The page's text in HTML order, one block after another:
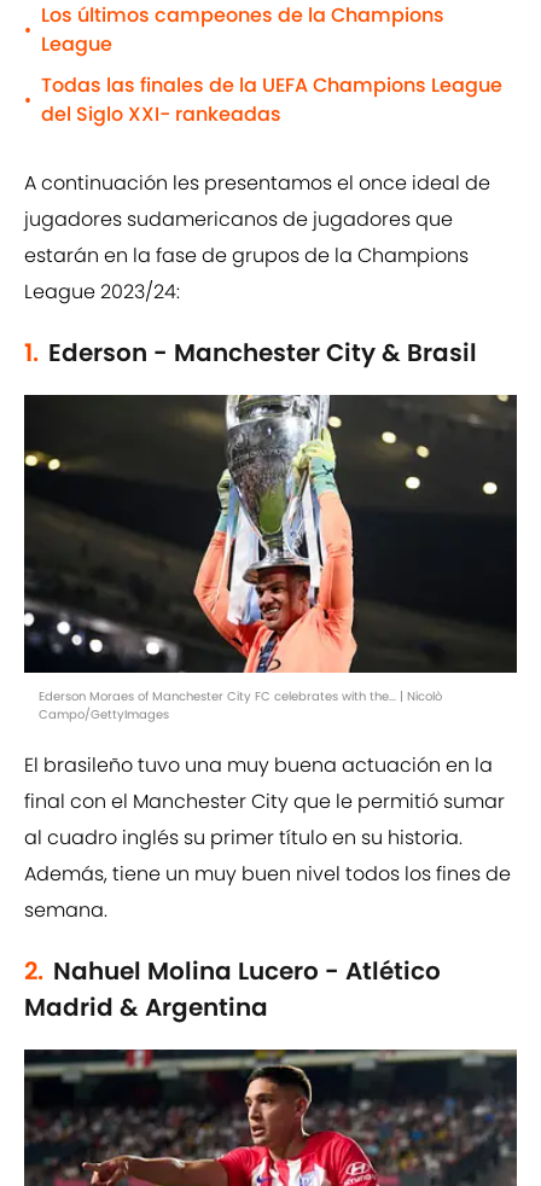
•
Los últimos campeones de la Champions
League
•
Todas las finales de la UEFA Champions League
del Siglo XXI- rankeadas
A continuación les presentamos el once ideal de
jugadores sudamericanos de jugadores que
estarán en la fase de grupos de la Champions
League 2023/24:
1. Ederson - Manchester City & Brasil
Ederson Moraes of Manchester City FC celebrates with the... | Nicolò
Campo/GettyImages
El brasileño tuvo una muy buena actuación en la
final con el Manchester City que le permitió sumar
al cuadro inglés su primer título en su historia.
Además, tiene un muy buen nivel todos los fines de
semana.
2. Nahuel Molina Lucero - Atlético
Madrid & Argentina